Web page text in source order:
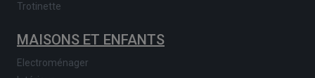
Trotinette
MAISONS ET ENFANTS
Electroménager